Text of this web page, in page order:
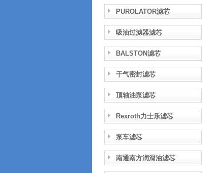
PUROLATOR滤芯
吸油过滤器滤芯
BALSTON滤芯
干气密封滤芯
顶轴油泵滤芯
Rexroth力士乐滤芯
泵车滤芯
南通南方润滑油滤芯